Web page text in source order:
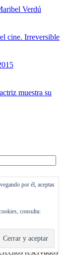
Verdú
cine. Irreversible
muestra su
estrenos.
reservados
por él, aceptas
consulta: